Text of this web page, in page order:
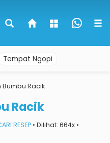
Tempat Ngopi
Bumbu Racik
Racik
RESEP◦ Dilihat: 664x ◦